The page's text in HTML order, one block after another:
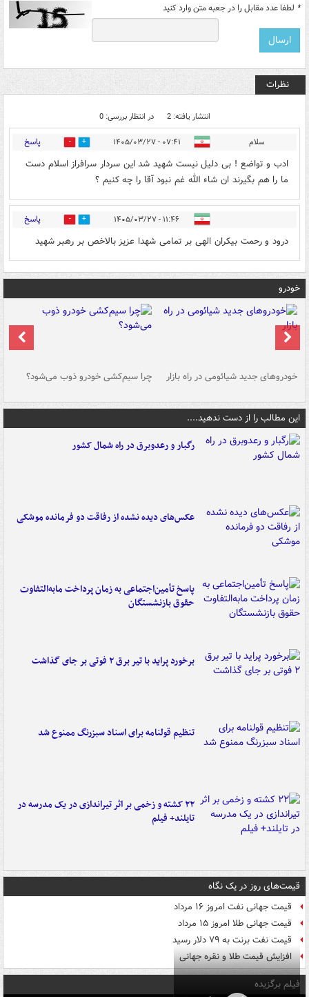
* لطفا عدد مقابل را در جعبه متن وارد کنید
نظرات
انتشار یافته: 2 در انتظار بررسی: 0
سلام ۰۷:۴۱ - ۱۴۰۵/۰۳/۲۷ 1 پاسخ
ادب و تواضع ! بی دلیل نیست شهید شد این سردار سرافراز اسلام دست
ما را هم بگیرند ان شاء الله غم نبود آقا را چه کنیم ؟
۱۱:۴۶ - ۱۴۰۵/۰۳/۲۷ 0 پاسخ
درود و رحمت بیکران الهی بر تمامی شهدا عزیز بالاخص بر رهبر شهید
خودرو
خودروهای جدید شیائومی در راه بازار چرا سیم‌کشی خودرو ذوب می‌شود؟
این مطالب را از دست ندهید....
رگبار و رعدوبرق در راه شمال کشور
عکس‌های دیده نشده از رفاقت دو فرمانده‌ موشکی
پاسخ تأمین‌اجتماعی به زمان پرداخت مابه‌التفاوت
حقوق بازنشستگان
برخورد پراید با تیر برق ۲ فوتی بر جای گذاشت
تنظیم قولنامه برای اسناد سبزرنگ ممنوع شد
۲۲ کشته و زخمی بر اثر تیراندازی در یک مدرسه در
تایلند+ فیلم
قیمت‌های روز در یک نگاه
قیمت جهانی نفت امروز ۱۶ مرداد
قیمت جهانی طلا امروز ۱۵ مرداد
قیمت نفت برنت به ۷۹ دلار رسید
افزایش قیمت طلا و نقره جهانی
فیلم برگزیده